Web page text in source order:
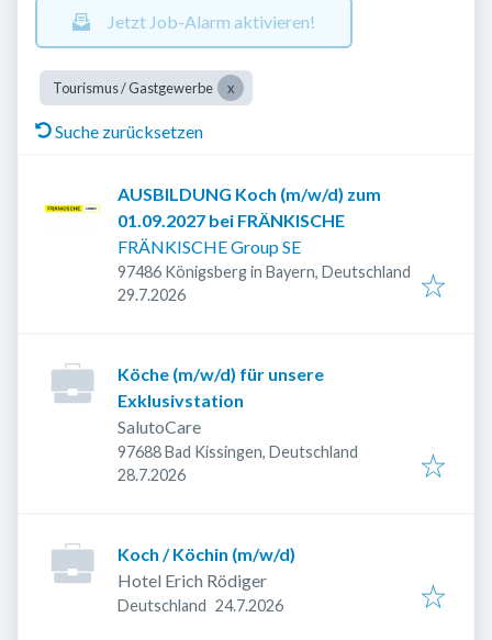
Jetzt Job-Alarm aktivieren!
Tourismus / Gastgewerbe
Suche zurücksetzen
AUSBILDUNG Koch (m/w/d) zum
01.09.2027 bei FRÄNKISCHE
FRÄNKISCHE Group SE
97486 Königsberg in Bayern, Deutschland
Veröffentlicht
29.7.2026
Köche (m/w/d) für unsere
Exklusivstation
SalutoCare
97688 Bad Kissingen, Deutschland
Veröffentlicht
28.7.2026
Koch / Köchin (m/w/d)
Hotel Erich Rödiger
Deutschland Veröffentlicht
24.7.2026